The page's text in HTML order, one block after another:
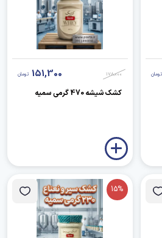
تومان 178,000
151,300 تومان
کشک شیشه 470 گرمی سمیه
15%